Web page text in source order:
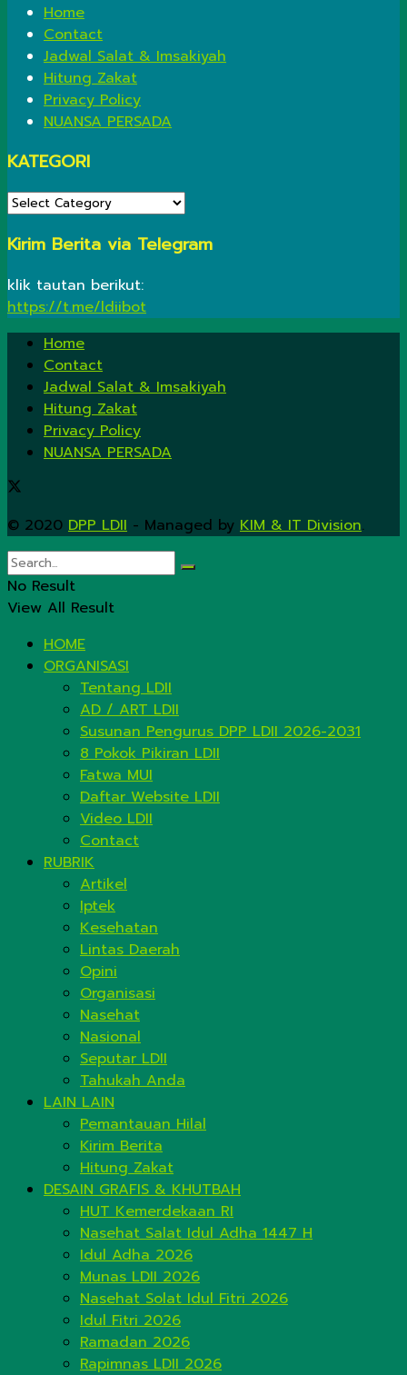
Home
Contact
Jadwal Salat & Imsakiyah
Hitung Zakat
Privacy Policy
NUANSA PERSADA
KATEGORI
KATEGORI
Kirim Berita via Telegram
klik tautan berikut:
https://t.me/ldiibot
Home
Contact
Jadwal Salat & Imsakiyah
Hitung Zakat
Privacy Policy
NUANSA PERSADA
© 2020 DPP LDII - Managed by KIM & IT Division.
No Result
View All Result
HOME
ORGANISASI
Tentang LDII
AD / ART LDII
Susunan Pengurus DPP LDII 2026-2031
8 Pokok Pikiran LDII
Fatwa MUI
Daftar Website LDII
Video LDII
Contact
RUBRIK
Artikel
Iptek
Kesehatan
Lintas Daerah
Opini
Organisasi
Nasehat
Nasional
Seputar LDII
Tahukah Anda
LAIN LAIN
Pemantauan Hilal
Kirim Berita
Hitung Zakat
DESAIN GRAFIS & KHUTBAH
HUT Kemerdekaan RI
Nasehat Salat Idul Adha 1447 H
Idul Adha 2026
Munas LDII 2026
Nasehat Solat Idul Fitri 2026
Idul Fitri 2026
Ramadan 2026
Rapimnas LDII 2026